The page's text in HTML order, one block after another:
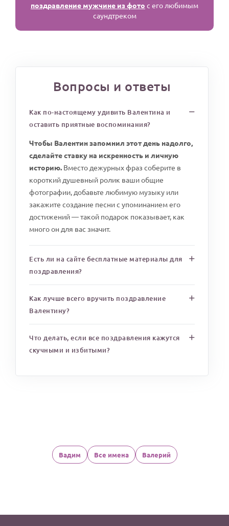
поздравление мужчине из фото с его любимым
саундтреком
Вопросы и ответы
Как по-настоящему удивить Валентина и
оставить приятные воспоминания?
Чтобы Валентин запомнил этот день надолго,
сделайте ставку на искренность и личную
историю. Вместо дежурных фраз соберите в
короткий душевный ролик ваши общие
фотографии, добавьте любимую музыку или
закажите создание песни с упоминанием его
достижений — такой подарок показывает, как
много он для вас значит.
Есть ли на сайте бесплатные материалы для
поздравления?
Как лучше всего вручить поздравление
Валентину?
Что делать, если все поздравления кажутся
скучными и избитыми?
Вадим Все имена Валерий